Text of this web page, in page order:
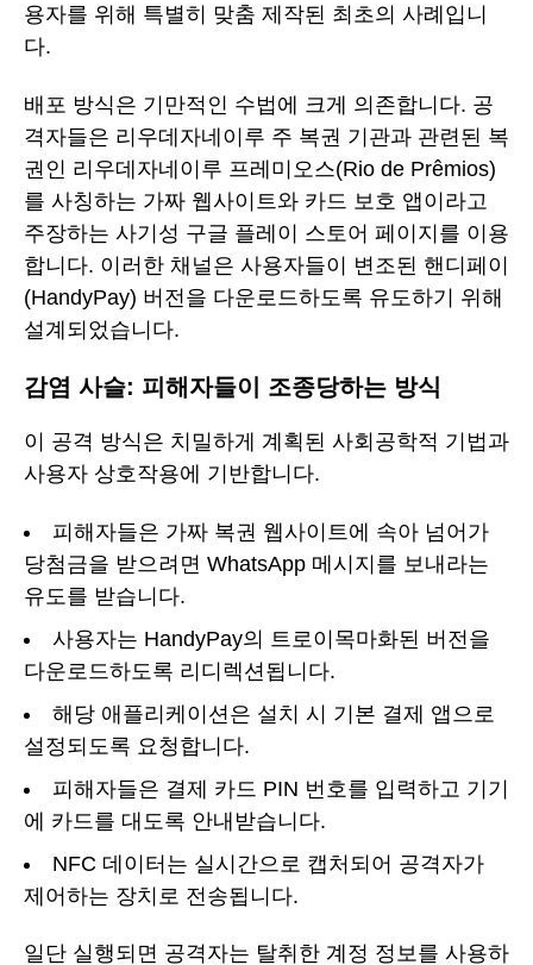
용자를 위해 특별히 맞춤 제작된 최초의 사례입니
다.
배포 방식은 기만적인 수법에 크게 의존합니다. 공
격자들은 리우데자네이루 주 복권 기관과 관련된 복
권인 리우데자네이루 프레미오스(Rio de Prêmios)
를 사칭하는 가짜 웹사이트와 카드 보호 앱이라고
주장하는 사기성 구글 플레이 스토어 페이지를 이용
합니다. 이러한 채널은 사용자들이 변조된 핸디페이
(HandyPay) 버전을 다운로드하도록 유도하기 위해
설계되었습니다.
감염 사슬: 피해자들이 조종당하는 방식
이 공격 방식은 치밀하게 계획된 사회공학적 기법과
사용자 상호작용에 기반합니다.
피해자들은 가짜 복권 웹사이트에 속아 넘어가
당첨금을 받으려면 WhatsApp 메시지를 보내라는
유도를 받습니다.
사용자는 HandyPay의 트로이목마화된 버전을
다운로드하도록 리디렉션됩니다.
해당 애플리케이션은 설치 시 기본 결제 앱으로
설정되도록 요청합니다.
피해자들은 결제 카드 PIN 번호를 입력하고 기기
에 카드를 대도록 안내받습니다.
NFC 데이터는 실시간으로 캡처되어 공격자가
제어하는 장치로 전송됩니다.
일단 실행되면 공격자는 탈취한 계정 정보를 사용하